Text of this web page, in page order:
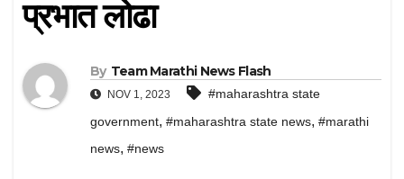
प्रभात लोढा
By Team Marathi News Flash
NOV 1, 2023
#maharashtra state
government, #maharashtra state news, #marathi
news, #news